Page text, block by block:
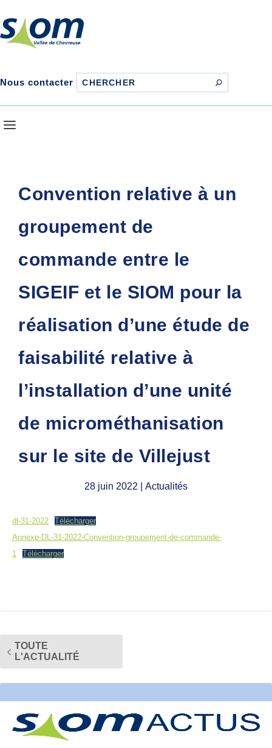
Nous contacter
Convention relative à un
groupement de
commande entre le
SIGEIF et le SIOM pour la
réalisation d’une étude de
faisabilité relative à
l’installation d’une unité
de microméthanisation
sur le site de Villejust
28 juin 2022 | Actualités
dl-31-2022
Télécharger
Annexe-DL-31-2022-Convention-groupement-de-commande-
1
Télécharger
TOUTE
L'ACTUALITÉ